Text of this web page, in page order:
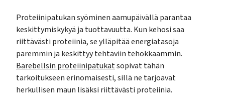
Proteiinipatukan syöminen aamupäivällä parantaa
keskittymiskykyä ja tuottavuutta. Kun kehosi saa
riittävästi proteiinia, se ylläpitää energiatasoja
paremmin ja keskittyy tehtäviin tehokkaammin.
Barebellsin proteiinipatukatsopivat tähän
tarkoitukseen erinomaisesti, sillä ne tarjoavat
herkullisen maun lisäksi riittävästi proteiinia.